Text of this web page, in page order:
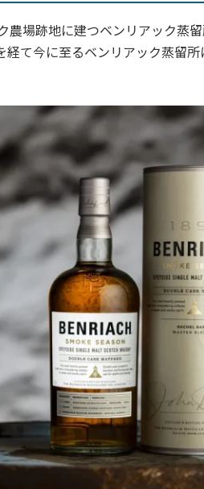
場跡地に建つベンリアック蒸留
て今に至るベンリアック蒸留所